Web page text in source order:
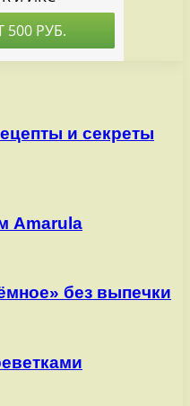
и секреты
Amarula
без выпечки